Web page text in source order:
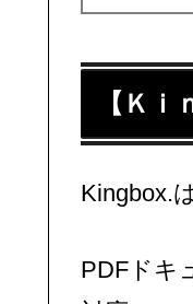
【Ｋ
Kingbox.
PDFドキ